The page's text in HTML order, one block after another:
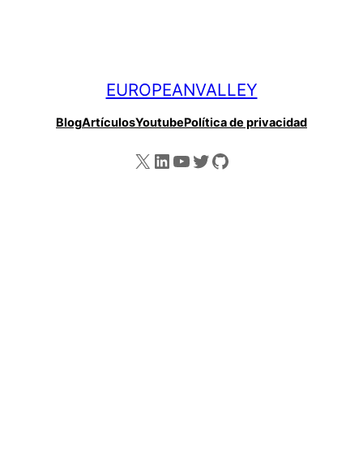
EUROPEANVALLEY
BlogArtículosYoutubePolítica de privacidad
X LinkedIn YouTube Twitter GitHub